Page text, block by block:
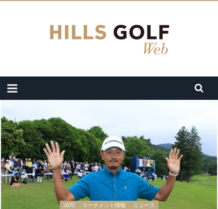
JGTC トーナメント情報 ニュース